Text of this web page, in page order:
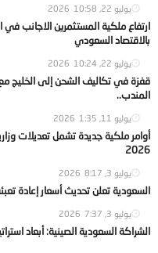
يوليو 22, 2026 10:58
ارتفاع ملكية المستثمرين الاجانب
بالاقتصاد السعودي
يوليو 22, 2026 10:24
قفزة في تكاليف الشحن إلى الخليج
المندب..
يوليو 11, 2026 1:35
أوامر ملكية جديدة تشمل تعديلات
2026
يوليو 3, 2026 8:17
السعودية تعلن تحديث أسعار إعادة
يوليو 3, 2026 7:37
الشراكة السعودية الصينية: أبعاد